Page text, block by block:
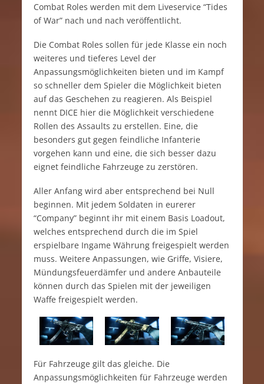
Combat Roles werden mit dem Liveservice “Tides
of War” nach und nach veröffentlicht.
Die Combat Roles sollen für jede Klasse ein noch
weiteres und tieferes Level der
Anpassungsmöglichkeiten bieten und im Kampf
so schneller dem Spieler die Möglichkeit bieten
auf das Geschehen zu reagieren. Als Beispiel
nennt DICE hier die Möglichkeit verschiedene
Rollen des Assaults zu erstellen. Eine, die
besonders gut gegen feindliche Infanterie
vorgehen kann und eine, die sich besser dazu
eignet feindliche Fahrzeuge zu zerstören.
Aller Anfang wird aber entsprechend bei Null
beginnen. Mit jedem Soldaten in eurerer
“Company” beginnt ihr mit einem Basis Loadout,
welches entsprechend durch die im Spiel
erspielbare Ingame Währung freigespielt werden
muss. Weitere Anpassungen, wie Griffe, Visiere,
Mündungsfeuerdämfer und andere Anbauteile
können durch das Spielen mit der jeweiligen
Waffe freigespielt werden.
Für Fahrzeuge gilt das gleiche. Die
Anpassungsmöglichkeiten für Fahrzeuge werden